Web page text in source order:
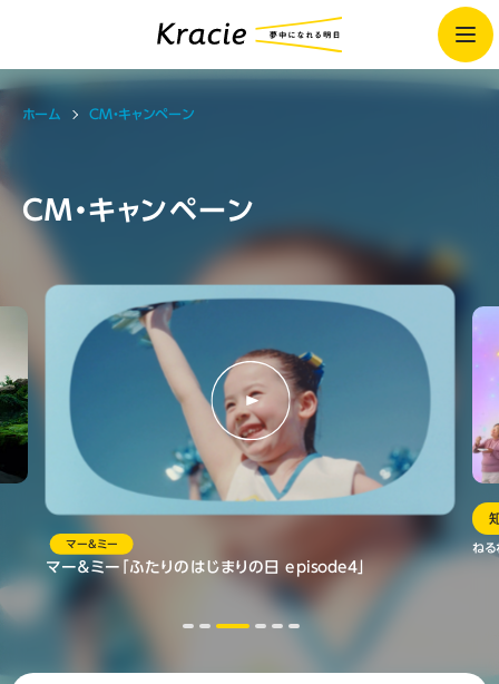
ホーム CM・キャンペーン
CM・キャンペーン
マー＆ミー
マー＆ミー「ふたりのはじまりの日 episode4」
ねる